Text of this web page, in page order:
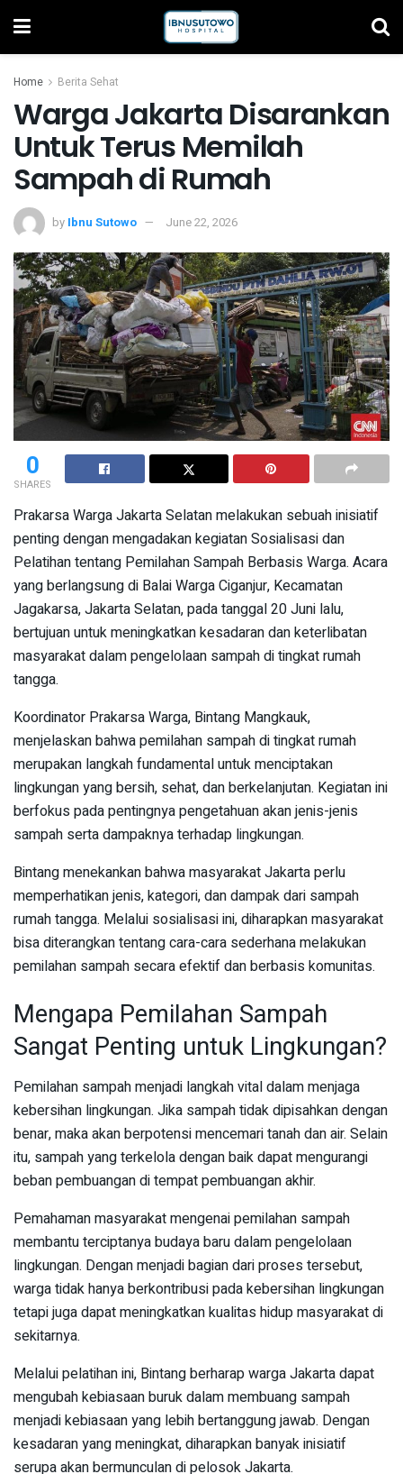
Home Berita Sehat
Warga Jakarta Disarankan
Untuk Terus Memilah
Sampah di Rumah
by Ibnu Sutowo June 22, 2026
0
SHARES
Prakarsa Warga Jakarta Selatan melakukan sebuah inisiatif
penting dengan mengadakan kegiatan Sosialisasi dan
Pelatihan tentang Pemilahan Sampah Berbasis Warga. Acara
yang berlangsung di Balai Warga Ciganjur, Kecamatan
Jagakarsa, Jakarta Selatan, pada tanggal 20 Juni lalu,
bertujuan untuk meningkatkan kesadaran dan keterlibatan
masyarakat dalam pengelolaan sampah di tingkat rumah
tangga.
Koordinator Prakarsa Warga, Bintang Mangkauk,
menjelaskan bahwa pemilahan sampah di tingkat rumah
merupakan langkah fundamental untuk menciptakan
lingkungan yang bersih, sehat, dan berkelanjutan. Kegiatan ini
berfokus pada pentingnya pengetahuan akan jenis-jenis
sampah serta dampaknya terhadap lingkungan.
Bintang menekankan bahwa masyarakat Jakarta perlu
memperhatikan jenis, kategori, dan dampak dari sampah
rumah tangga. Melalui sosialisasi ini, diharapkan masyarakat
bisa diterangkan tentang cara-cara sederhana melakukan
pemilahan sampah secara efektif dan berbasis komunitas.
Mengapa Pemilahan Sampah
Sangat Penting untuk Lingkungan?
Pemilahan sampah menjadi langkah vital dalam menjaga
kebersihan lingkungan. Jika sampah tidak dipisahkan dengan
benar, maka akan berpotensi mencemari tanah dan air. Selain
itu, sampah yang terkelola dengan baik dapat mengurangi
beban pembuangan di tempat pembuangan akhir.
Pemahaman masyarakat mengenai pemilahan sampah
membantu terciptanya budaya baru dalam pengelolaan
lingkungan. Dengan menjadi bagian dari proses tersebut,
warga tidak hanya berkontribusi pada kebersihan lingkungan
tetapi juga dapat meningkatkan kualitas hidup masyarakat di
sekitarnya.
Melalui pelatihan ini, Bintang berharap warga Jakarta dapat
mengubah kebiasaan buruk dalam membuang sampah
menjadi kebiasaan yang lebih bertanggung jawab. Dengan
kesadaran yang meningkat, diharapkan banyak inisiatif
serupa akan bermunculan di pelosok Jakarta.